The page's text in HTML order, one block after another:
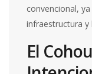
convencional,
infraestructura y
El